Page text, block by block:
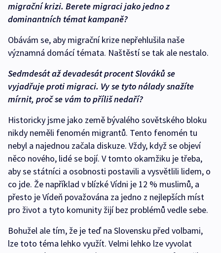
migrační krizi. Berete migraci jako jedno z
dominantních témat kampaně?
Obávám se, aby migrační krize nepřehlušila naše
významná domácí témata. Naštěstí se tak ale nestalo.
Sedmdesát až devadesát procent Slováků se
vyjadřuje proti migraci. Vy se tyto nálady snažíte
mírnit, proč se vám to příliš nedaří?
Historicky jsme jako země bývalého sovětského bloku
nikdy neměli fenomén migrantů. Tento fenomén tu
nebyl a najednou začala diskuze. Vždy, když se objeví
něco nového, lidé se bojí. V tomto okamžiku je třeba,
aby se státníci a osobnosti postavili a vysvětlili lidem, o
co jde. Že například v blízké Vídni je 12 % muslimů, a
přesto je Vídeň považována za jedno z nejlepších míst
pro život a tyto komunity žijí bez problémů vedle sebe.
Bohužel ale tím, že je teď na Slovensku před volbami,
lze toto téma lehko využít. Velmi lehko lze vyvolat